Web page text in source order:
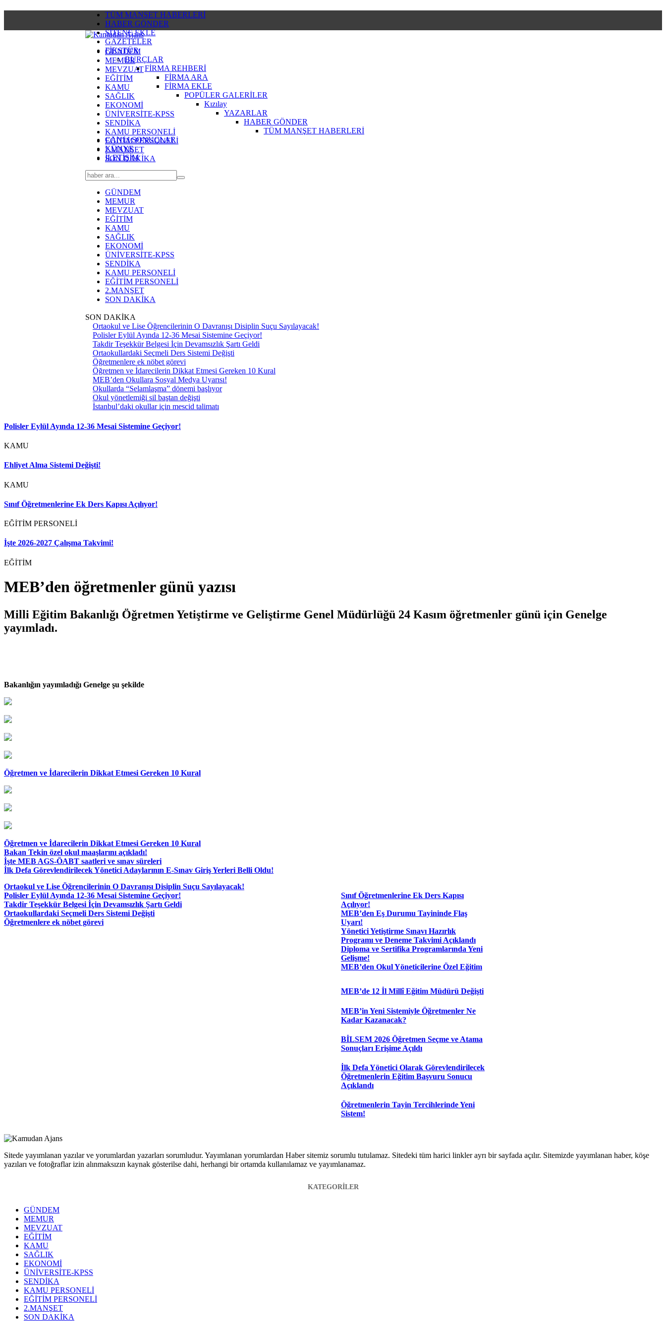
TÜM MANŞET HABERLERİ
HABER GÖNDER
SİTENE EKLE
GAZETELER
FİKSTÜR
BURÇLAR
FİRMA REHBERİ
FİRMA ARA
FİRMA EKLE
POPÜLER GALERİLER
Kızılay
YAZARLAR
HABER GÖNDER
TÜM MANŞET HABERLERİ
CANLI SONUÇLAR
KÜNYE
İLETİŞİM
GÜNDEM
MEMUR
MEVZUAT
EĞİTİM
KAMU
SAĞLIK
EKONOMİ
ÜNİVERSİTE-KPSS
SENDİKA
KAMU PERSONELİ
EĞİTİM PERSONELİ
2.MANŞET
SON DAKİKA
GÜNDEM
MEMUR
MEVZUAT
EĞİTİM
KAMU
SAĞLIK
EKONOMİ
ÜNİVERSİTE-KPSS
SENDİKA
KAMU PERSONELİ
EĞİTİM PERSONELİ
2.MANŞET
SON DAKİKA
SON DAKİKA
Ortaokul ve Lise Öğrencilerinin O Davranışı Disiplin Suçu Sayılayacak!
Polisler Eylül Ayında 12-36 Mesai Sistemine Geçiyor!
Takdir Teşekkür Belgesi İçin Devamsızlık Şartı Geldi
Ortaokullardaki Seçmeli Ders Sistemi Değişti
Öğretmenlere ek nöbet görevi
Öğretmen ve İdarecilerin Dikkat Etmesi Gereken 10 Kural
MEB’den Okullara Sosyal Medya Uyarısı!
Okullarda “Selamlaşma” dönemi başlıyor
Okul yönetlemiği sil baştan değişti
İstanbul’daki okullar için mescid talimatı
Polisler Eylül Ayında 12-36 Mesai Sistemine Geçiyor!
KAMU
Ehliyet Alma Sistemi Değişti!
KAMU
Sınıf Öğretmenlerine Ek Ders Kapısı Açılıyor!
EĞİTİM PERSONELİ
İşte 2026-2027 Çalışma Takvimi!
EĞİTİM
MEB’den öğretmenler günü yazısı
Milli Eğitim Bakanlığı Öğretmen Yetiştirme ve Geliştirme Genel Müdürlüğü 24 Kasım öğretmenler günü için Genelge
yayımladı.
Bakanlığın yayımladığı Genelge şu şekilde
Öğretmen ve İdarecilerin Dikkat Etmesi Gereken 10 Kural
Öğretmen ve İdarecilerin Dikkat Etmesi Gereken 10 Kural
Bakan Tekin özel okul maaşlarını açıkladı!
İşte MEB AGS-ÖABT saatleri ve sınav süreleri
İlk Defa Görevlendirilecek Yönetici Adaylarının E-Sınav Giriş Yerleri Belli Oldu!
Ortaokul ve Lise Öğrencilerinin O Davranışı Disiplin Suçu Sayılayacak!
Polisler Eylül Ayında 12-36 Mesai Sistemine Geçiyor!
Takdir Teşekkür Belgesi İçin Devamsızlık Şartı Geldi
Ortaokullardaki Seçmeli Ders Sistemi Değişti
Öğretmenlere ek nöbet görevi
Sınıf Öğretmenlerine Ek Ders Kapısı
Açılıyor!
MEB’den Eş Durumu Tayininde Flaş
Uyarı!
Yönetici Yetiştirme Sınavı Hazırlık
Programı ve Deneme Takvimi Açıklandı
Diploma ve Sertifika Programlarında Yeni
Gelişme!
MEB’den Okul Yöneticilerine Özel Eğitim
MEB’de 12 İl Millî Eğitim Müdürü Değişti
MEB’in Yeni Sistemiyle Öğretmenler Ne
Kadar Kazanacak?
BİLSEM 2026 Öğretmen Seçme ve Atama
Sonuçları Erişime Açıldı
İlk Defa Yönetici Olarak Görevlendirilecek
Öğretmenlerin Eğitim Başvuru Sonucu
Açıklandı
Öğretmenlerin Tayin Tercihlerinde Yeni
Sistem!
Sitede yayımlanan yazılar ve yorumlardan yazarları sorumludur. Yayımlanan yorumlardan Haber sitemiz sorumlu tutulamaz. Sitedeki tüm harici linkler ayrı bir sayfada açılır. Sitemizde yayımlanan haber, köşe
yazıları ve fotoğraflar izin alınmaksızın kaynak gösterilse dahi, herhangi bir ortamda kullanılamaz ve yayımlanamaz.
KATEGORİLER
GÜNDEM
MEMUR
MEVZUAT
EĞİTİM
KAMU
SAĞLIK
EKONOMİ
ÜNİVERSİTE-KPSS
SENDİKA
KAMU PERSONELİ
EĞİTİM PERSONELİ
2.MANŞET
SON DAKİKA